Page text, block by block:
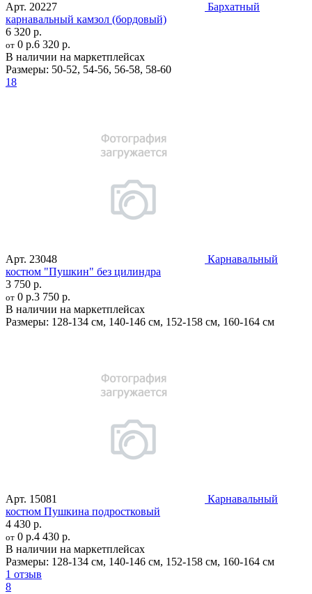
Арт. 20227
Бархатный
карнавальный камзол (бордовый)
6 320 р.
от 0 р.6 320 р.
В наличии на маркетплейсах
Размеры: 50-52, 54-56, 56-58, 58-60
18
Арт. 23048
Карнавальный
костюм "Пушкин" без цилиндра
3 750 р.
от 0 р.3 750 р.
В наличии на маркетплейсах
Размеры: 128-134 см, 140-146 см, 152-158 см, 160-164 см
Арт. 15081
Карнавальный
костюм Пушкина подростковый
4 430 р.
от 0 р.4 430 р.
В наличии на маркетплейсах
Размеры: 128-134 см, 140-146 см, 152-158 см, 160-164 см
1 отзыв
8